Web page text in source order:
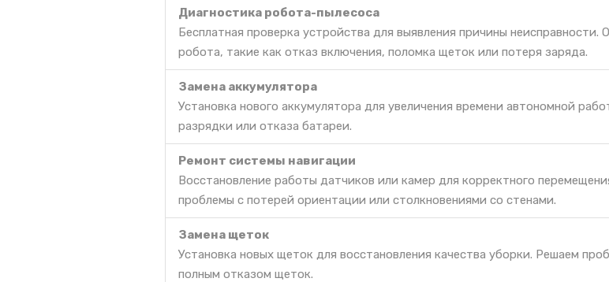
Диагностика робота-пылесоса
Бесплатная проверка устройства для выявления причины
робота, такие как отказ включения, поломка щеток или потеря заряда.
Замена аккумулятора
Установка нового аккумулятора для увеличения времени автономной
разрядки или отказа батареи.
Ремонт системы навигации
Восстановление работы датчиков или камер для корректного
проблемы с потерей ориентации или столкновениями со стенами.
Замена щеток
Установка новых щеток для восстановления качества уборки. Решаем
полным отказом щеток.